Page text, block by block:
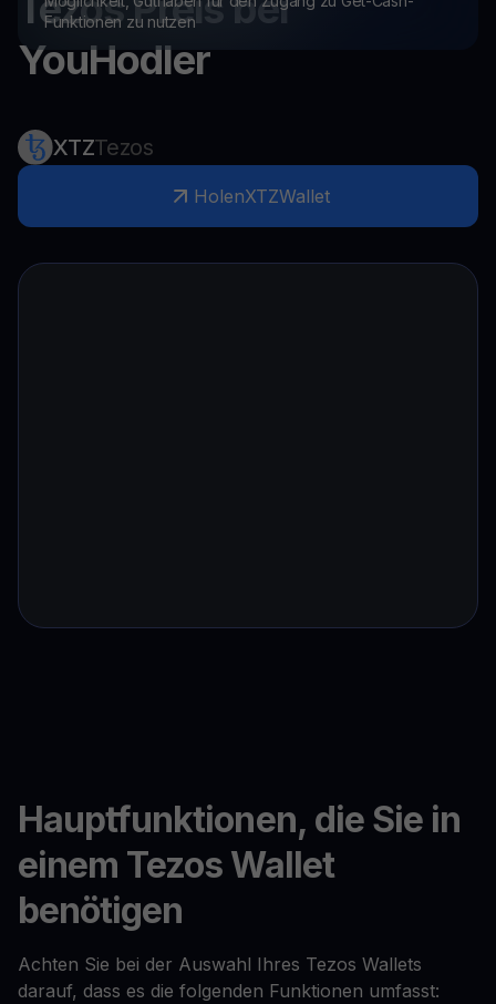
Funktionen zu nutzen
YouHodler
XTZTezos
HolenXTZWallet
Hauptfunktionen, die Sie in
einem Tezos Wallet
benötigen
Achten Sie bei der Auswahl Ihres Tezos Wallets
darauf, dass es die folgenden Funktionen umfasst: